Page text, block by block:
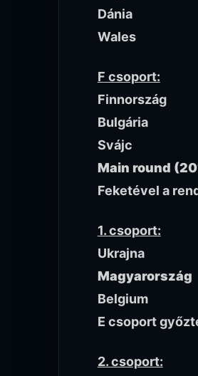
Dánia
Wales
F csoport:
Finnország
Bulgária
Svájc
Main round
Feketével a
1. csoport:
Ukrajna
Magyarország
Belgium
E csoport
2. csoport: